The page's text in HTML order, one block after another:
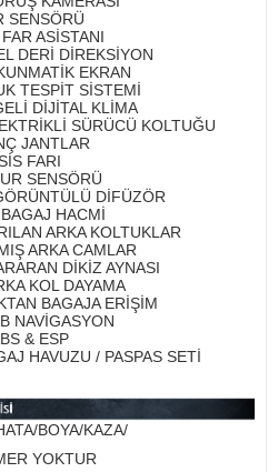
SENSÖRÜ
ASİSTANI
DERİ DİREKSİYON
EKRAN
TESPİT SİSTEMİ
DİJİTAL KLİMA
SÜRÜCÜ KOLTUĞU
JANTLAR
FARI
SENSÖRÜ
DİFÜZÖR
HACMİ
ARKA KOLTUKLAR
ARKA CAMLAR
DİKİZ AYNASI
KOL DAYAMA
BAGAJA ERİŞİM
NAVİGASYON
& ESP
HAVUZU / PASPAS SETİ
BOYA/KAZA/
YOKTUR